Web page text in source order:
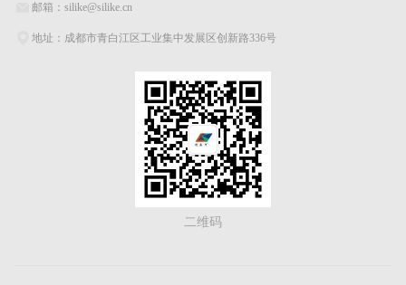
邮箱：silike@silike.cn
地址：成都市青白江区工业集中发展区创新路336号
二维码